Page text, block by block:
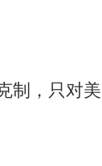
国军队坚决
制，只对